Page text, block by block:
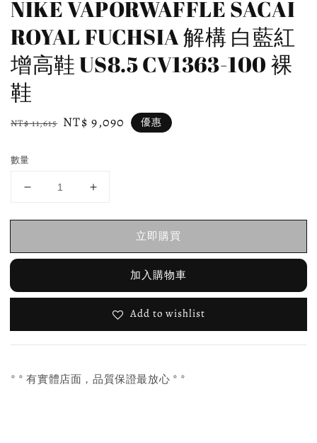
NIKE VAPORWAFFLE SACAI
ROYAL FUCHSIA 解構 白藍紅
增高鞋 US8.5 CV1363-100 裸
鞋
Regular
NT$ 11,615 Sale
NT$ 9,090 優惠
數量
立即購買
加入購物車
Add to wishlist
* * 有實體店面，品質保證最放心 * *